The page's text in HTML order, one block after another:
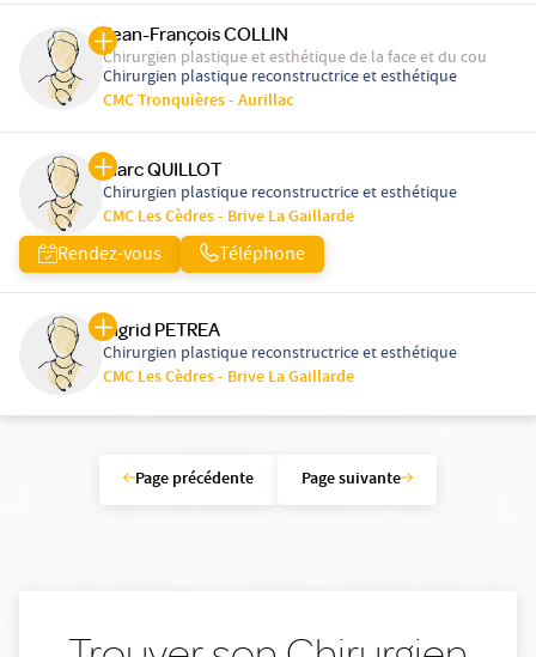
Jean-François COLLIN
Chirurgien plastique et esthétique de la face et du cou
Chirurgien plastique reconstructrice et esthétique
CMC Tronquières - Aurillac
Marc QUILLOT
Chirurgien plastique reconstructrice et esthétique
CMC Les Cèdres - Brive La Gaillarde
Rendez-vous Téléphone
Ingrid PETREA
Chirurgien plastique reconstructrice et esthétique
CMC Les Cèdres - Brive La Gaillarde
Page précédente Page suivante